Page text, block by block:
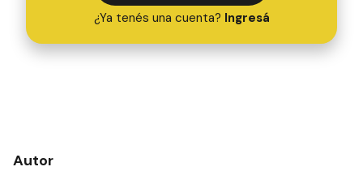
¿Ya tenés una cuenta? Ingresá
Autor